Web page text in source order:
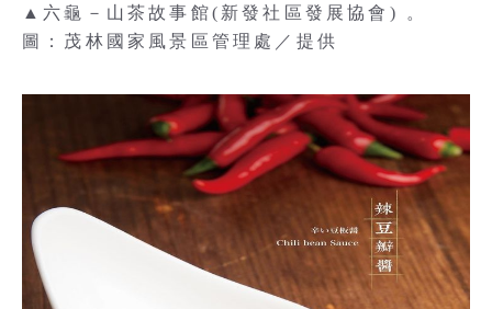
▲六龜－山茶故事館(新發社區發展協會) 。
圖：茂林國家風景區管理處／提供